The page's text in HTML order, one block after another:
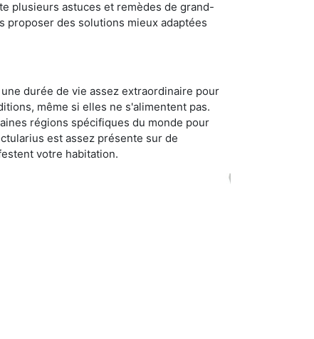
plusieurs astuces et remèdes de grand-
proposer des solutions mieux adaptées
durée de vie assez extraordinaire pour
même si elles ne s'alimentent pas.
régions spécifiques du monde pour
est assez présente sur de
votre habitation.